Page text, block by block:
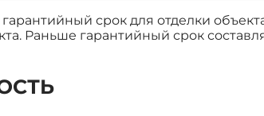
срок для отделки
Раньше гарантийный срок